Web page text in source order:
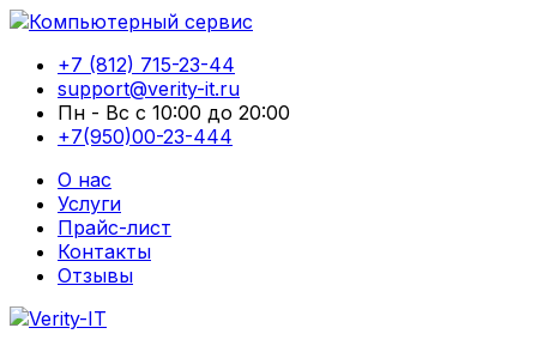
+7 (812) 715-23-44
support@verity-it.ru
Пн - Вс с 10:00 до 20:00
+7(950)00-23-444
О нас
Услуги
Прайс-лист
Контакты
Отзывы